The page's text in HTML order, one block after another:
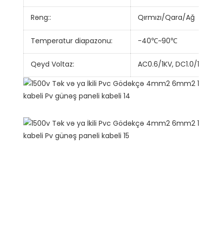
Rəng:: Qırmızı/Qara/Ağ
Temperatur diapazonu: -40℃~90℃
Qeyd Voltaz: AC0.6/1KV, DC1.0/1.8KV